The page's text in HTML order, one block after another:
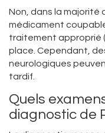
Non, dans la majorité
médicament
traitement approprié
place. Cependant,
neurologiques
tardif.
Quels
diagnostic de